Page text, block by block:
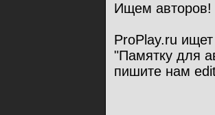
Ищем авторов!
ProPlay.ru
"Памятку для
пишите нам